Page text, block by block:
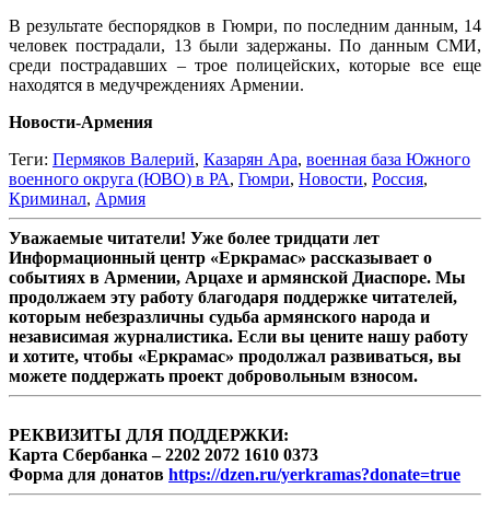
В результате беспорядков в Гюмри, по последним данным, 14
человек пострадали, 13 были задержаны. По данным СМИ,
среди пострадавших – трое полицейских, которые все еще
находятся в медучреждениях Армении.
Новости-Армения
Теги: Пермяков Валерий, Казарян Ара, военная база Южного
военного округа (ЮВО) в РА, Гюмри, Новости, Россия,
Криминал, Армия
Уважаемые читатели! Уже более тридцати лет
Информационный центр «Еркрамас» рассказывает о
событиях в Армении, Арцахе и армянской Диаспоре. Мы
продолжаем эту работу благодаря поддержке читателей,
которым небезразличны судьба армянского народа и
независимая журналистика. Если вы цените нашу работу
и хотите, чтобы «Еркрамас» продолжал развиваться, вы
можете поддержать проект добровольным взносом.
РЕКВИЗИТЫ ДЛЯ ПОДДЕРЖКИ:
Карта Сбербанка – 2202 2072 1610 0373
Форма для донатов https://dzen.ru/yerkramas?donate=true